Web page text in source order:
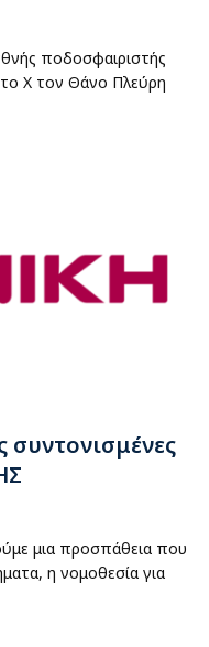
ποδοσφαιριστής
X τον Θάνο Πλεύρη
συντονισμένες
μια προσπάθεια που
η νομοθεσία για